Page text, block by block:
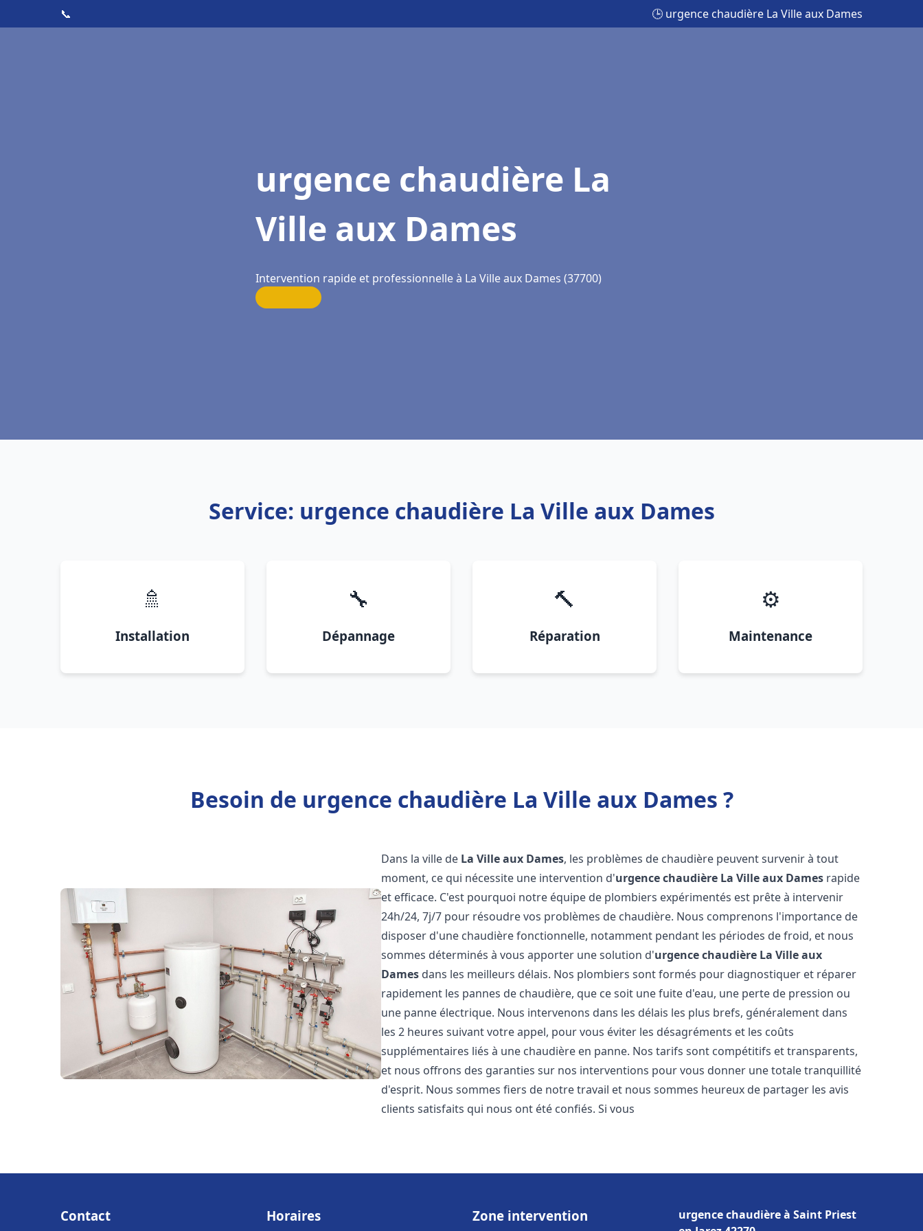
📞 🕒 urgence chaudière La Ville aux Dames
urgence chaudière La
Ville aux Dames
Intervention rapide et professionnelle à La Ville aux Dames (37700)
Service: urgence chaudière La Ville aux Dames
🚿
Installation
🔧
Dépannage
🔨
Réparation
⚙️
Maintenance
Besoin de urgence chaudière La Ville aux Dames ?
Dans la ville de La Ville aux Dames, les problèmes de chaudière peuvent survenir à tout
moment, ce qui nécessite une intervention d'urgence chaudière La Ville aux Dames rapide
et efficace. C'est pourquoi notre équipe de plombiers expérimentés est prête à intervenir
24h/24, 7j/7 pour résoudre vos problèmes de chaudière. Nous comprenons l'importance de
disposer d'une chaudière fonctionnelle, notamment pendant les périodes de froid, et nous
sommes déterminés à vous apporter une solution d'urgence chaudière La Ville aux
Dames dans les meilleurs délais. Nos plombiers sont formés pour diagnostiquer et réparer
rapidement les pannes de chaudière, que ce soit une fuite d'eau, une perte de pression ou
une panne électrique. Nous intervenons dans les délais les plus brefs, généralement dans
les 2 heures suivant votre appel, pour vous éviter les désagréments et les coûts
supplémentaires liés à une chaudière en panne. Nos tarifs sont compétitifs et transparents,
et nous offrons des garanties sur nos interventions pour vous donner une totale tranquillité
d'esprit. Nous sommes fiers de notre travail et nous sommes heureux de partager les avis
clients satisfaits qui nous ont été confiés. Si vous
Contact Horaires Zone intervention
urgence chaudière à Saint Priest